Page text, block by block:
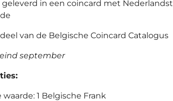
in een coincard met
van de Belgische Coincard Catalogus
september
1 Belgische Frank